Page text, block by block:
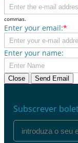
commas.
Enter your email:*
Enter your name:
Close Send Email
Subscrever